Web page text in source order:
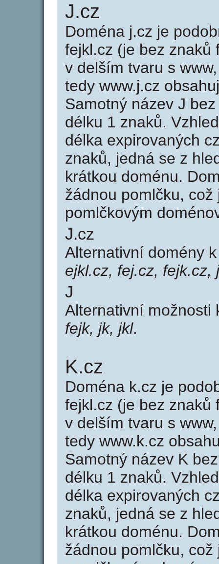
J.cz
Doména j.cz je
fejkl.cz (je bez znaků
v delším tvaru s
tedy www.j.cz
Samotný název J
délku 1 znaků.
délka expirovaných
znaků, jedná se z
krátkou doménu.
žádnou pomlčku,
pomlčkovým
J.cz
Alternativní domény
ejkl.cz, fej.cz, fejk.cz,
J
Alternativní možnosti
fejk, jk, jkl.
K.cz
Doména k.cz je
fejkl.cz (je bez znaků
v delším tvaru s
tedy www.k.cz
Samotný název K
délku 1 znaků.
délka expirovaných
znaků, jedná se z
krátkou doménu.
žádnou pomlčku,